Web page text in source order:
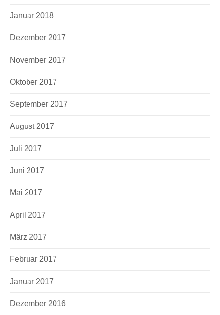
Januar 2018
Dezember 2017
November 2017
Oktober 2017
September 2017
August 2017
Juli 2017
Juni 2017
Mai 2017
April 2017
März 2017
Februar 2017
Januar 2017
Dezember 2016